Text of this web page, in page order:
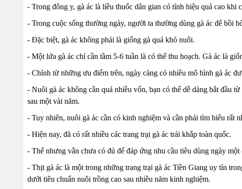
- Trong đông y, gà ác là liều thuốc dân gian có tính hiệu quả cao khi
- Trong cuộc sống thường ngày, người ta thường dùng gà ác để bồi
- Đặc biệt, gà ác không phải là giống gà quá khó nuôi.
- Một lứa gà ác chỉ cần tầm 5-6 tuần là có thể thu hoạch. Gà ác là
- Chính từ những ưu điểm trên, ngày càng có nhiều mô hình gà ác
- Nuôi gà ác không cần quá nhiều vốn, bạn có thể dễ dàng bắt đầu
sau một vài năm.
- Tuy nhiên, nuôi gà ác cần có kinh nghiệm và cần phải tìm hiểu rất
- Hiện nay, đã có rất nhiều các trang trại gà ác trải khắp toàn quốc.
- Thế nhưng vẫn chưa có đủ để đáp ứng nhu cầu tiêu dùng ngày một
- Thịt gà ác là một trong những trang trại gà ác Tiền Giang uy tín
dưới tiêu chuẩn nuôi trồng cao sau nhiều năm kinh nghiệm.